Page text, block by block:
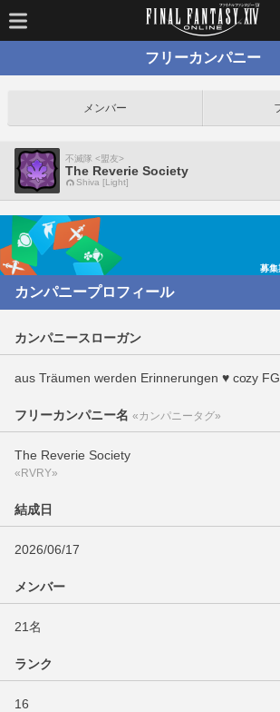
フリーカンパニー
メンバー
不滅隊 <盟友>
The Reverie Society
Shiva [Light]
募
カンパニープロフィール
カンパニースローガン
aus Träumen werden Erinnerungen ♥ cozy FG
フリーカンパニー名 «カンパニータグ»
The Reverie Society
«RVRY»
結成日
2026/06/17
メンバー
21名
ランク
16